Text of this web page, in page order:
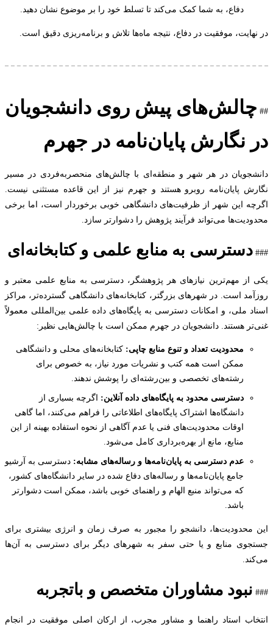
دفاع، به شما کمک می‌کند تا تسلط خود را بر موضوع نشان دهید.
موفقیت در دفاع، نتیجه ماه‌ها تلاش و برنامه‌ریزی دقیق است.
پیش روی دانشجویان
نگارش پایان‌نامه در جهرم
در هر شهر و منطقه‌ای با چالش‌های منحصربه‌فردی در مسیر
پایان‌نامه روبرو هستند و جهرم نیز از این قاعده مستثنی نیست.
این شهر از ظرفیت‌های دانشگاهی خوبی برخوردار است، اما برخی
می‌تواند فرآیند پژوهش را دشوارتر سازد.
دسترسی به منابع علمی و کتابخانه‌ای
مهم‌ترین نیازهای هر پژوهشگر، دسترسی به منابع علمی معتبر و
است. در شهرهای بزرگتر، کتابخانه‌های دانشگاهی گسترده‌تر، مراکز
ملی، و امکانات دسترسی به پایگاه‌های داده علمی بین‌المللی معمولاً
هستند. دانشجویان در جهرم ممکن است با چالش‌هایی نظیر:
محدودیت تعداد و تنوع منابع چاپی:کتابخانه‌های محلی و دانشگاهی
ممکن است همه کتب و نشریات مورد نیاز، به خصوص برای
رشته‌های تخصصی و بین‌رشته‌ای را پوشش ندهند.
دسترسی محدود به پایگاه‌های داده آنلاین: اگرچه بسیاری از
دانشگاه‌ها اشتراک پایگاه‌های اطلاعاتی را فراهم می‌کنند، اما گاهی
اوقات محدودیت‌های فنی یا عدم آگاهی از نحوه استفاده بهینه از این
منابع، مانع از بهره‌برداری کامل می‌شود.
عدم دسترسی به پایان‌نامه‌ها و رساله‌های مشابه:دسترسی به آرشیو
جامع پایان‌نامه‌ها و رساله‌های دفاع شده در سایر دانشگاه‌های کشور،
که می‌تواند منبع الهام و راهنمای خوبی باشد، ممکن است دشوارتر
دانشجو را مجبور به صرف زمان و انرژی بیشتری برای
منابع و یا حتی سفر به شهرهای دیگر برای دسترسی به آن‌ها
نبود مشاوران متخصص و باتجربه
استاد راهنما و مشاور مجرب، از ارکان اصلی موفقیت در انجام